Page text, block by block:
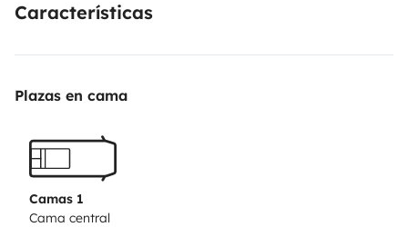
Características
Plazas en cama
Camas 1
Cama central